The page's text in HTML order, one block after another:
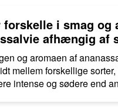
forskelle i smag og
afhængig af
og aromaen af
mellem forskellige
intense og sødere end